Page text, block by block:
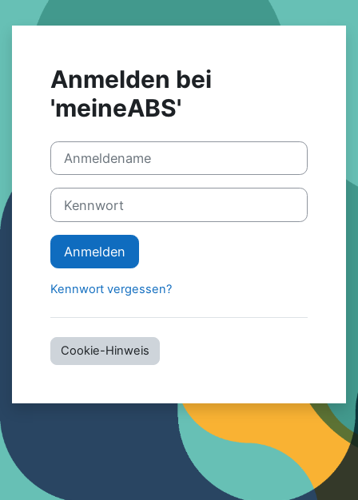
Zum Hauptinhalt
Anmelden bei
'meineABS'
Anmeldename
Kennwort
Anmelden
Kennwort vergessen?
Cookie-Hinweis